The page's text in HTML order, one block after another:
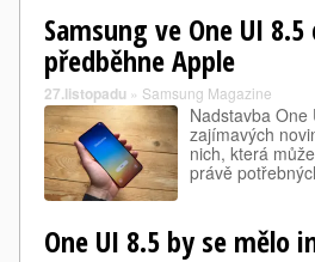
Samsung ve One UI
předběhne Apple
27.listopadu » Samsung Magazine
Nadstavba
zajímavých
nich, která
právě
One UI 8.5 by se mělo